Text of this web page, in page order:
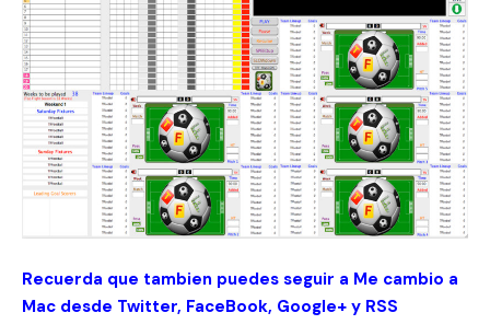
Recuerda que tambien puedes seguir a Me cambio a
Mac desde Twitter, FaceBook, Google+ y RSS